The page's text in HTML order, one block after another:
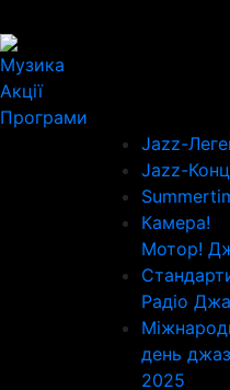
Музика
Акції
Програми
Jazz-
Jazz-
Камера!
Мотор!
Радіо
день
2025